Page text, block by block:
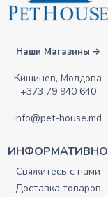
Наши Магазины
Кишинев, Молдова
+373 79 940 640
info@pet-house.md
ИНФОРМАТИВНО
Свяжитесь с нами
Доставка товаров